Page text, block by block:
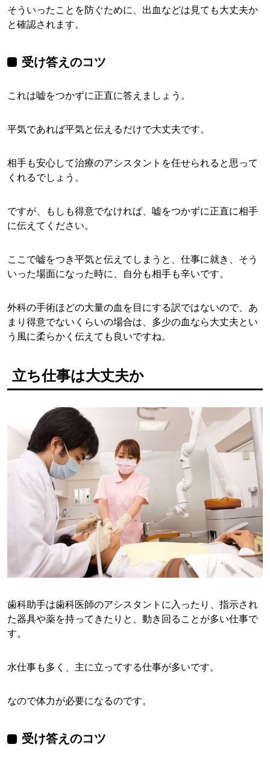
そういったことを防ぐために、出血などは見ても大丈夫か
と確認されます。
受け答えのコツ
これは嘘をつかずに正直に答えましょう。
平気であれば平気と伝えるだけで大丈夫です。
相手も安心して治療のアシスタントを任せられると思って
くれるでしょう。
ですが、もしも得意でなければ、嘘をつかずに正直に相手
に伝えてください。
ここで嘘をつき平気と伝えてしまうと、仕事に就き、そう
いった場面になった時に、自分も相手も辛いです。
外科の手術ほどの大量の血を目にする訳ではないので、あ
まり得意でないくらいの場合は、多少の血なら大丈夫とい
う風に柔らかく伝えても良いですね。
立ち仕事は大丈夫か
歯科助手は歯科医師のアシスタントに入ったり、指示され
た器具や薬を持ってきたりと、動き回ることが多い仕事で
す。
水仕事も多く、主に立ってする仕事が多いです。
なので体力が必要になるのです。
受け答えのコツ